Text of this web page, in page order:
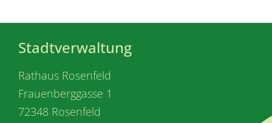
Stadtverwaltung
Rathaus Rosenfeld
Frauenberggasse 1
72348 Rosenfeld